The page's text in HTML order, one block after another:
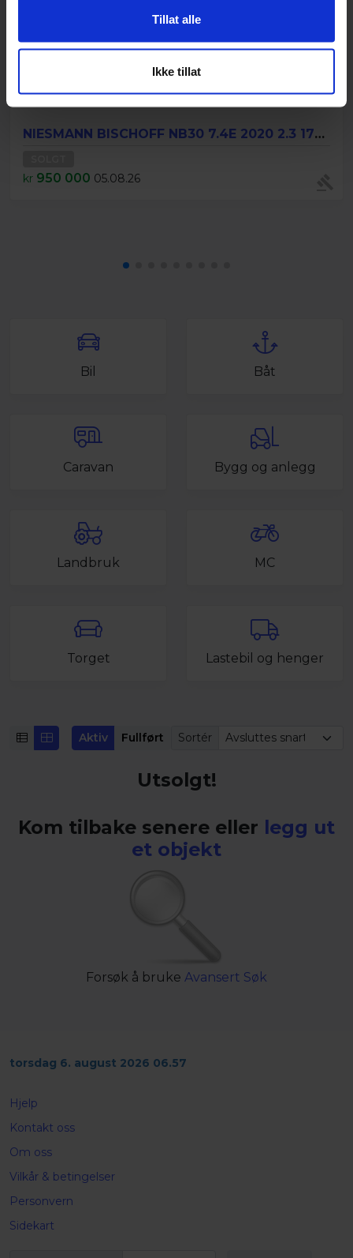
Tillat alle
Ikke tillat
NIESMANN BISCHOFF NB30 7.4E 2020 2.3 177hk
kr 950 000 05.08.26
Bil Båt
Caravan Bygg og anlegg
Landbruk MC
Torget Lastebil og henger
Aktiv Fullført Sortér
Utsolgt!
Kom tilbake senere eller legg ut
et objekt
Forsøk å bruke Avansert Søk
torsdag 6. august 2026 06.57
Hjelp
Kontakt oss
Om oss
Vilkår & betingelser
Personvern
Sidekart